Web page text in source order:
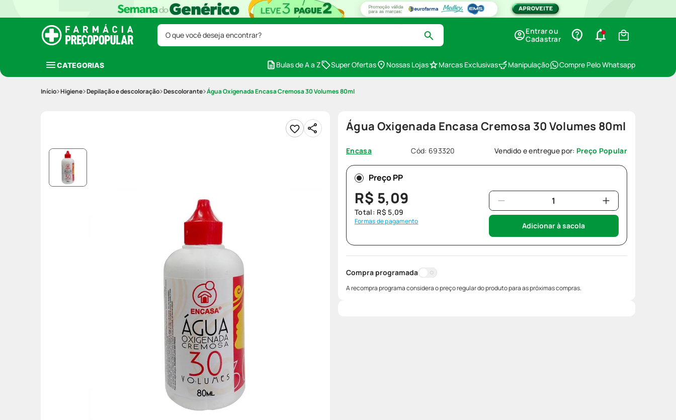
O que você deseja encontrar?
Entrar ou
Cadastrar
CATEGORIAS Bulas de A a Z Super Ofertas Nossas Lojas Marcas Exclusivas Manipulação Compre Pelo Whatsapp
Higiene Depilação e descoloração Descolorante Água Oxigenada Encasa Cremosa 30 Volumes 80ml
Água Oxigenada Encasa Cremosa 30 Volumes 80ml
Encasa Cód: 693320 Vendido e entregue por: Preço Popular
Preço PP
R$ 5,09
Total: R$ 5,09
Formas de pagamento Adicionar à sacola
Compra programada
A recompra programa considera o preço regular do produto para as próximas compras.